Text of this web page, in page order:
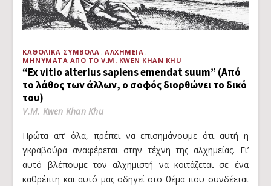
ΚΑΘΟΛΙΚΆ ΣΎΜΒΟΛΑ
ΑΛΧΗΜΕΊΑ
ΜΗΝΎΜΑΤΑ ΑΠΌ ΤΟ V.M. KWEN KHAN KHU
“Ex vitio alterius sapiens emendat suum” (Από
το λάθος των άλλων, ο σοφός διορθώνει το δικό
του)
V.M. Kwen Khan Khu
Πρώτα απ’ όλα, πρέπει να επισημάνουμε ότι αυτή η
γκραβούρα αναφέρεται στην τέχνη της αλχημείας. Γι’
αυτό βλέπουμε τον αλχημιστή να κοιτάζεται σε ένα
καθρέπτη και αυτό μας οδηγεί στο θέμα που συνδέεται